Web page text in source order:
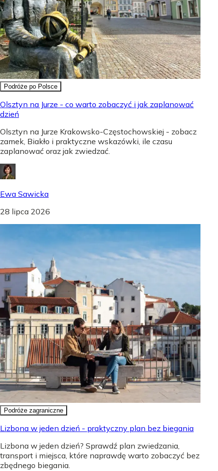
Podróże po Polsce
Olsztyn na Jurze - co warto zobaczyć i jak zaplanować
dzień
Olsztyn na Jurze Krakowsko-Częstochowskiej - zobacz
zamek, Biakło i praktyczne wskazówki, ile czasu
zaplanować oraz jak zwiedzać.
Ewa Sawicka
28 lipca 2026
Podróże zagraniczne
Lizbona w jeden dzień - praktyczny plan bez biegania
Lizbona w jeden dzień? Sprawdź plan zwiedzania,
transport i miejsca, które naprawdę warto zobaczyć bez
zbędnego biegania.